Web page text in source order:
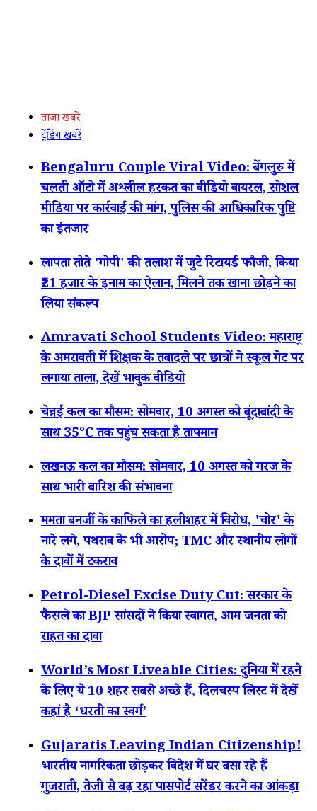
ताजा खबरें
ट्रेंडिंग खबरें
Bengaluru Couple Viral Video: बेंगलुरु में
चलती ऑटो में अश्लील हरकत का वीडियो वायरल, सोशल
मीडिया पर कार्रवाई की मांग, पुलिस की आधिकारिक पुष्टि
का इंतजार
लापता तोते 'गोपी' की तलाश में जुटे रिटायर्ड फौजी, किया
₹21 हजार के इनाम का ऐलान, मिलने तक खाना छोड़ने का
लिया संकल्प
Amravati School Students Video: महाराष्ट्र
के अमरावती में शिक्षक के तबादले पर छात्रों ने स्कूल गेट पर
लगाया ताला, देखें भावुक वीडियो
चेन्नई कल का मौसम: सोमवार, 10 अगस्त को बूंदाबांदी के
साथ 35°C तक पहुंच सकता है तापमान
लखनऊ कल का मौसम: सोमवार, 10 अगस्त को गरज के
साथ भारी बारिश की संभावना
ममता बनर्जी के काफिले का हलीशहर में विरोध, 'चोर' के
नारे लगे, पथराव के भी आरोप; TMC और स्थानीय लोगों
के दावों में टकराव
Petrol-Diesel Excise Duty Cut: सरकार के
फैसले का BJP सांसदों ने किया स्वागत, आम जनता को
राहत का दावा
World’s Most Liveable Cities: दुनिया में रहने
के लिए ये 10 शहर सबसे अच्छे हैं, दिलचस्प लिस्ट में देखें
कहां है ‘धरती का स्वर्ग’
Gujaratis Leaving Indian Citizenship!
भारतीय नागरिकता छोड़कर विदेश में घर बसा रहे हैं
गुजराती, तेजी से बढ़ रहा पासपोर्ट सरेंडर करने का आंकड़ा